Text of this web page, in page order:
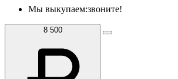
Мы выкупаем:звоните!
8 500